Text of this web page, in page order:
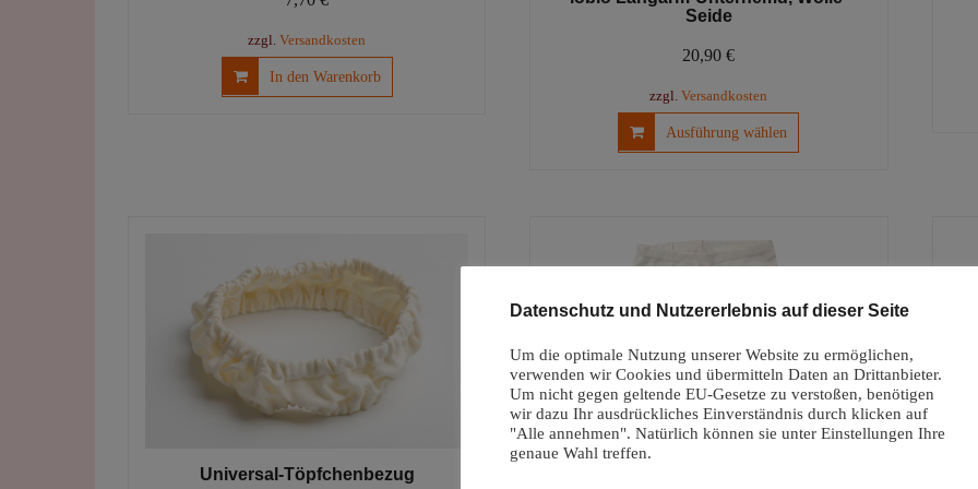
zzgl. Versandkosten
In den Warenkorb
Seide
20,90€
zzgl.Versandkosten
Ausführung wählen
Die
können
der
Produktseite
gewählt
werden
Universal-Töpfchenbezug
Datenschutz und Nutzererlebnis auf dieser Seite
Um die optimale Nutzung unserer Website zu ermöglichen,
verwenden wir Cookies und übermitteln Daten an Drittanbieter.
Um nicht gegen geltende EU-Gesetze zu verstoßen, benötigen
wir dazu Ihr ausdrückliches Einverständnis durch klicken auf
"Alle annehmen". Natürlich können sie unter Einstellungen Ihre
genaue Wahl treffen.